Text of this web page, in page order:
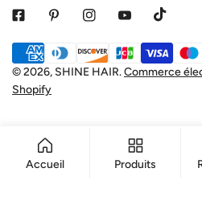
© 2026, SHINE HAIR.Commerce
Shopify
Méthodes
de
payement
Accueil Produits